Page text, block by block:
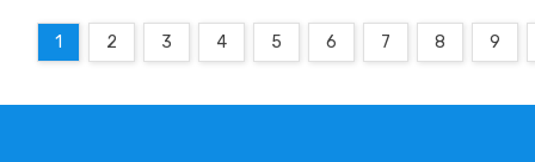
1 2 3 4 5 6 7 8 9